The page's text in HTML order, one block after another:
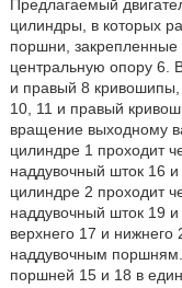
Предлагаемый
цилиндры, в которых
поршни,
центральную опору 6.
и правый 8
10, 11 и правый
вращение выходному
цилиндре 1 проходит
наддувочный шток 16
цилиндре 2 проходит
наддувочный шток 19
верхнего 17 и
наддувочным
поршней 15 и 18 в